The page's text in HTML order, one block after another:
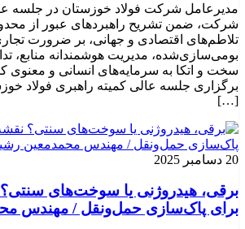
مدیرعامل شرکت فولاد خوزستان در جلسه
شرکت، ضمن تشریح راهبردهای عبور از
تلاطم‌های اقتصادی و جهانی، بر ضرورت
بومی‌سازی‌شده، مدیریت هوشمندانه منابع،
سخت و اتکا به سرمایه‌های انسانی و معنوی
برگزاری جلسه عالی کمیته راهبری فولاد
[…]
20 دسامبر 2025
برقی، هیدروژنی یا سوخت‌های
برای پاک‌سازی حمل‌ونقل / مهندس